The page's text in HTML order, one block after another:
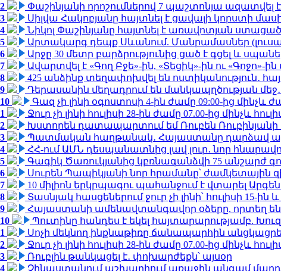
2
Փաշինյանի որոշումներով 7 պաշտոնյա ազատվել
3
Սիլվա Հակոբյանը հայտնել է ցավալի կորստի
4
Նիկոլ Փաշինյանը հայտնել է առավոտյան
5
Արտակարգ դեպք Սևանում. Մանրամասներ
6
Արջը 30 մետր բարձրությունից ցած է գցել և
7
Ավարտվել է «Գող Բջե»-ին, «Տեցիկ»-ին ու «Գոջո»-
8
425 անձինք տեղափոխվել են ոստիկանություն․
9
Դերասանին մեղադրում են մանկապղծության մեջ․
10
Գազ չի լինի օգոստոսի 4-ին ժամը 09:00-ից մինչև
1
Ջուր չի լինի հուլիսի 28-ին ժամը 07.00-ից մինչև
2
Խստորեն դատապարտում եմ Ռուբեն Ռուբինյանի
3
Պատմական հաղթանակ․ Հայաստանը դարձավ
4
ՀՀ-ում ԱՄՆ դեսպանատնից լավ լուր․ նոր
5
Գագիկ Ծառուկյանից կբռնագանձվի 75 անշարժ
6
Սուրեն Պապիկյանի նոր հրամանը՝ ժամկետային
7
10 միլիոն երկրպագու պահանջում է վտարել
8
Տասնյակ հասցեներում ջուր չի լինի՝ հուլիսի 15-ին և
9
Հայաստանի ամենավտանգավոր օձերը. որտեղ
10
Պուտինը հանդես է եկել հայտարարությամբ.
1
Սոչի մեկնող ինքնաթիռը ճանապարհին
2
Ջուր չի լինի հուլիսի 28-ին ժամը 07.00-ից մինչև
3
Ռուբլին թանկացել է․ փոխարժեքն՝ այսօր
4
Չինաստանում աշխարհում առաջին անգամ